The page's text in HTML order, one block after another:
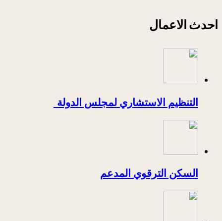
احدث الاعمال
التنظيم الاستشاري لمجلس الدولة
السكن الترقوي المدعم